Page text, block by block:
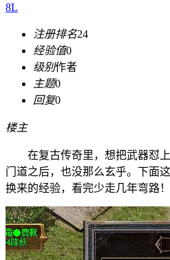
8L
注册排名24
经验值0
级别作者
主题0
回复0
楼主
在复古传奇里，想把武器怼
门道之后，也没那么玄乎。下面
换来的经验，看完少走几年弯路！